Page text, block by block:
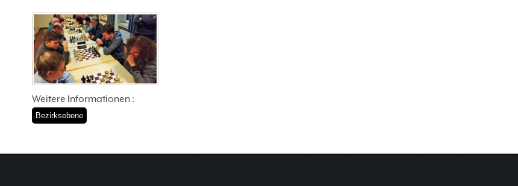
Weitere Informationen :
Bezirksebene